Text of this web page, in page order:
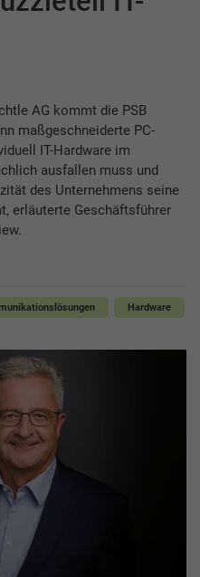
AG kommt die PSB
maßgeschneiderte PC-
IT-Hardware im
ausfallen muss und
des Unternehmens seine
erläuterte Geschäftsführer
Hardware